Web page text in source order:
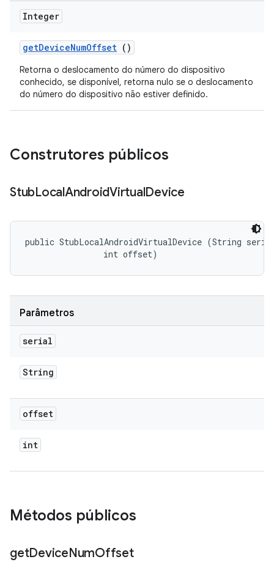
Integer
getDeviceNumOffset ()
Retorna o deslocamento do número do dispositivo
conhecido, se disponível, retorna nulo se o deslocamento
do número do dispositivo não estiver definido.
Construtores públicos
StubLocalAndroidVirtualDevice
public StubLocalAndroidVirtualDevice (String
                int offset)
Parâmetros
serial
String
offset
int
Métodos públicos
getDeviceNumOffset